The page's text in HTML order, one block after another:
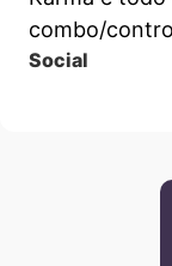
combo/
Social